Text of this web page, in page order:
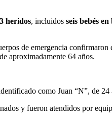
heridos, incluidos seis bebés
de emergencia confirmaron
aproximadamente 64 años.
como Juan “N”, de
y fueron atendidos por